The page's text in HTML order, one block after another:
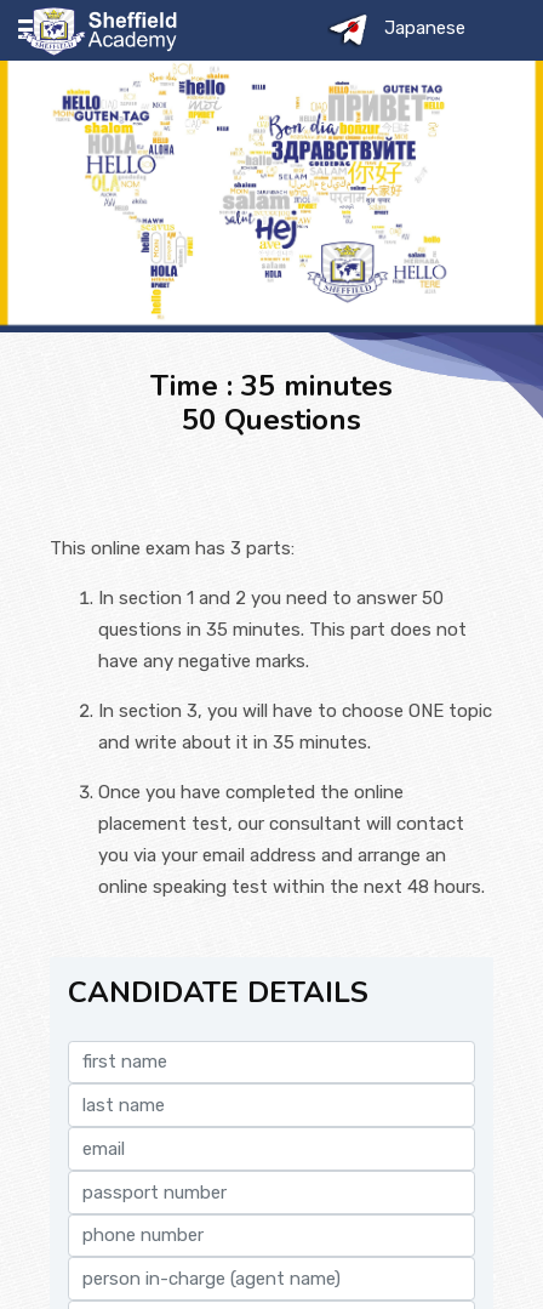
シェフィールド
お問い合わせ
Japanese
Time : 35 minutes
50 Questions
This online exam has 3 parts:
In section 1 and 2 you need to answer 50
questions in 35 minutes. This part does not
have any negative marks.
In section 3, you will have to choose ONE topic
and write about it in 35 minutes.
Once you have completed the online
placement test, our consultant will contact
you via your email address and arrange an
online speaking test within the next 48 hours.
CANDIDATE DETAILS